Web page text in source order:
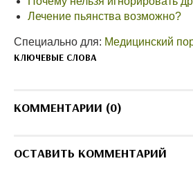
Лечение пьянства возможно?
Специально для: Медицинский
КЛЮЧЕВЫЕ СЛОВА
КОММЕНТАРИИ (0)
ОСТАВИТЬ КОММЕНТАРИЙ